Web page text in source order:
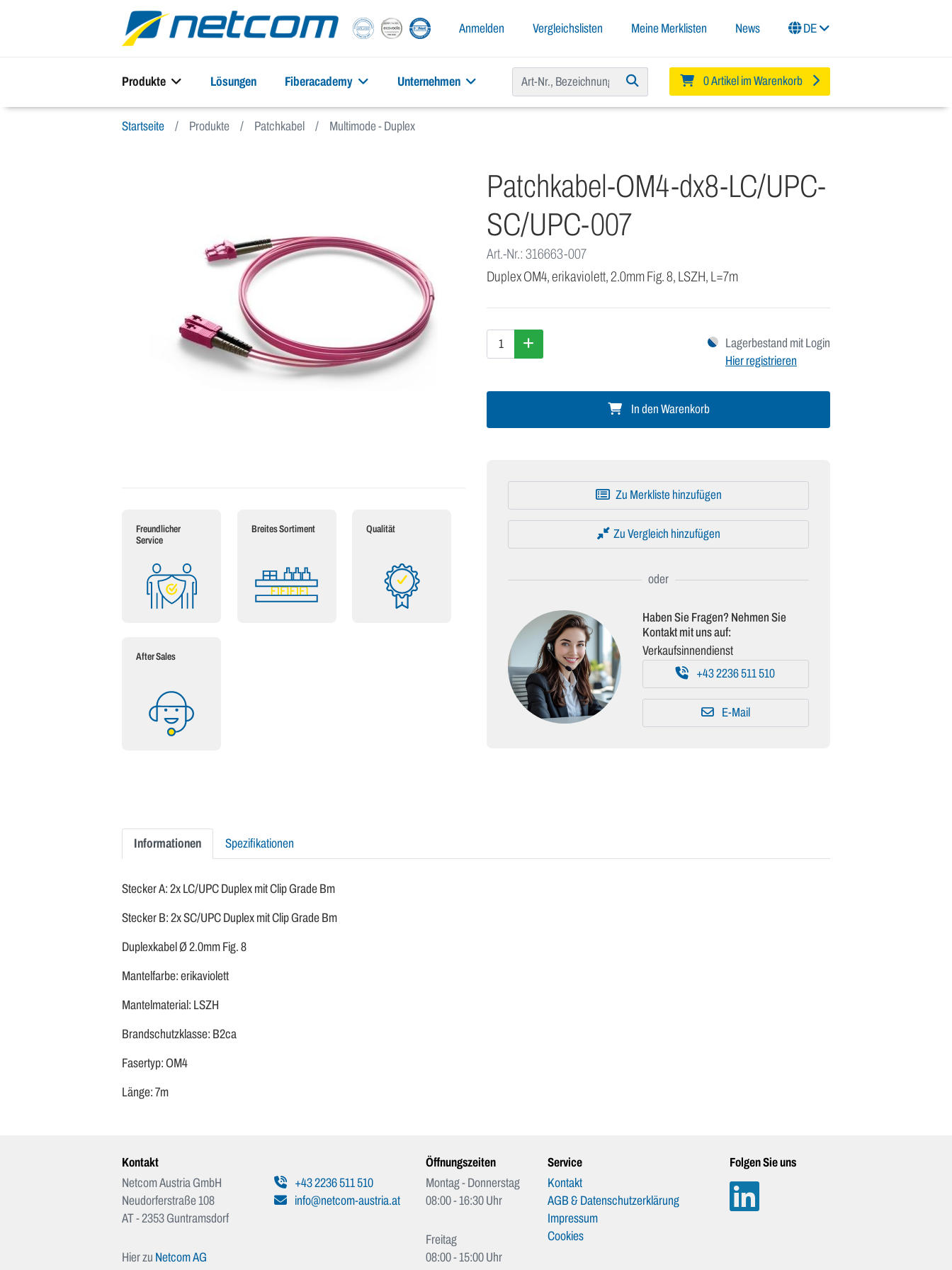
Anmelden Vergleichslisten Meine Merklisten News DE
Produkte Lösungen Fiberacademy Unternehmen 0 Artikel im Warenkorb
Startseite Produkte Patchkabel Multimode - Duplex
Freundlicher
Service
Breites Sortiment Qualität
After Sales
Patchkabel-OM4-dx8-LC/UPC-
SC/UPC-007
Art.-Nr.: 316663-007
Duplex OM4, erikaviolett, 2.0mm Fig. 8, LSZH, L=7m
Lagerbestand mit Login
Hier registrieren
In den Warenkorb
Zu Merkliste hinzufügen
Zu Vergleich hinzufügen
Haben Sie Fragen? Nehmen Sie
Kontakt mit uns auf:
Verkaufsinnendienst
+43 2236 511 510
E-Mail
Informationen Spezifikationen
Stecker A: 2x LC/UPC Duplex mit Clip Grade Bm
Stecker B: 2x SC/UPC Duplex mit Clip Grade Bm
Duplexkabel Ø 2.0mm Fig. 8
Mantelfarbe: erikaviolett
Mantelmaterial: LSZH
Brandschutzklasse: B2ca
Fasertyp: OM4
Länge: 7m
Kontakt
Netcom Austria GmbH
Neudorferstraße 108
AT - 2353 Guntramsdorf
+43 2236 511 510
info@netcom-austria.at
Hier zu Netcom AG
Öffnungszeiten
Montag - Donnerstag
08:00 - 16:30 Uhr
Freitag
08:00 - 15:00 Uhr
Service
Kontakt
AGB & Datenschutzerklärung
Impressum
Cookies
Folgen Sie uns